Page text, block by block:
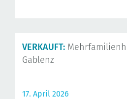
VERKAUFT:
Gablenz
17. April 2026